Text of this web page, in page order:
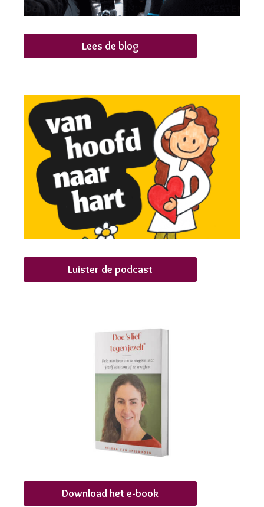
Lees de blog
Luister de podcast
Download het e-book